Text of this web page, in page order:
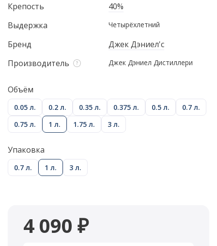
Крепость
40%
Выдержка
Четырёхлетний
Бренд
Джек Дэниел'с
Производитель
Джек Дэниел Дистиллери
Объём
0.05 л. 0.2 л. 0.35 л. 0.375 л. 0.5 л.
0.7 л.
0.75 л.
1 л. 1.75 л. 3 л.
Упаковка
0.7 л. 1 л. 3 л.
4 090 ₽